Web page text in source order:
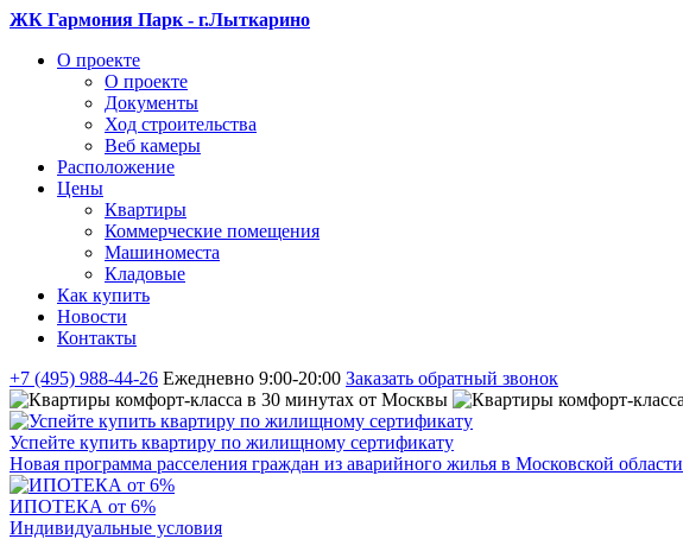
ЖК Гармония Парк - г.Лыткарино
О проекте
О проекте
Документы
Ход строительства
Веб камеры
Расположение
Цены
Квартиры
Коммерческие помещения
Машиноместа
Кладовые
Как купить
Новости
Контакты
+7 (495) 988-44-26 Ежедневно 9:00-20:00 Заказать обратный звонок
Успейте купить квартиру по жилищному сертификату
Новая программа расселения граждан из аварийного жилья в Московской области
ИПОТЕКА от 6%
Индивидуальные условия